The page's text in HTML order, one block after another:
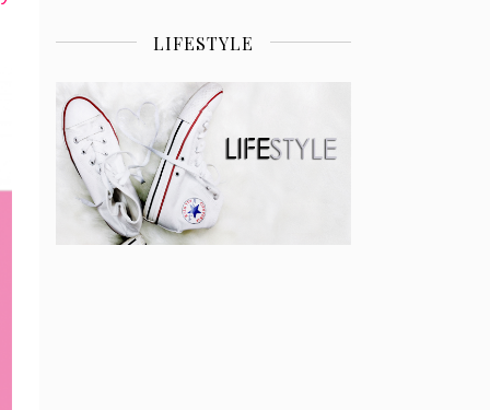
LIFESTYLE